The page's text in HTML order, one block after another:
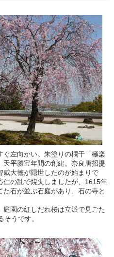
左向かい。朱塗りの欄干「極楽
平勝宝年間の創建。奈良唐招提
大徳が隠世したのが始まりで
の乱で焼失しましたが、1615年
石が並ぶ石庭があり、石の寺と
庭園の紅しだれ桜は立派で見ごた
うです。